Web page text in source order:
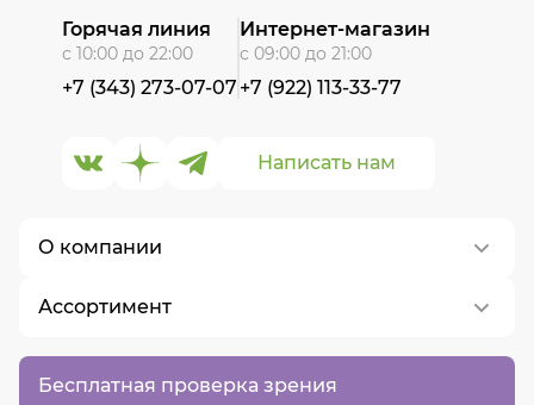
Бесплатная проверка зрения
О компании
О нас
Контакты
Вакансии
Ассортимент
Написать нам
Горячая линия
с 10:00 до 22:00
+7 (343) 273-07-07
Интернет-магазин
с 09:00 до 21:00
+7 (922) 113-33-77